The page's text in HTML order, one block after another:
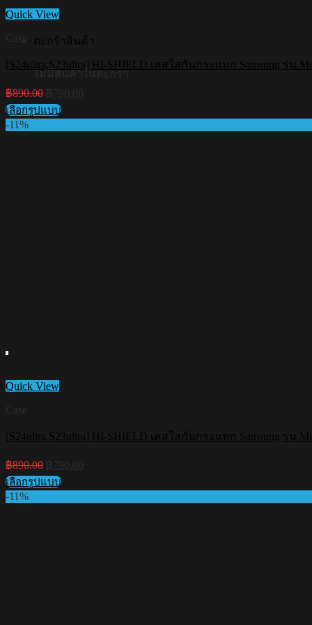
ตะกร้าสินค้า
ไม่มีสินค้าในตะกร้า
Quick View
[S24ultra,S23ultra] HI-SHIELD เคสใสกันกระแทก Samsung รุ่น
฿890.00
price
was:
฿890.00.฿790.00.
เลือกรูปแบบ
This
-11%
Quick View
[S24ultra,S23ultra] HI-SHIELD เคสใสกันกระแทก Samsung รุ่น
฿890.00
price
was:
฿890.00.฿790.00.
เลือกรูปแบบ
This
-11%